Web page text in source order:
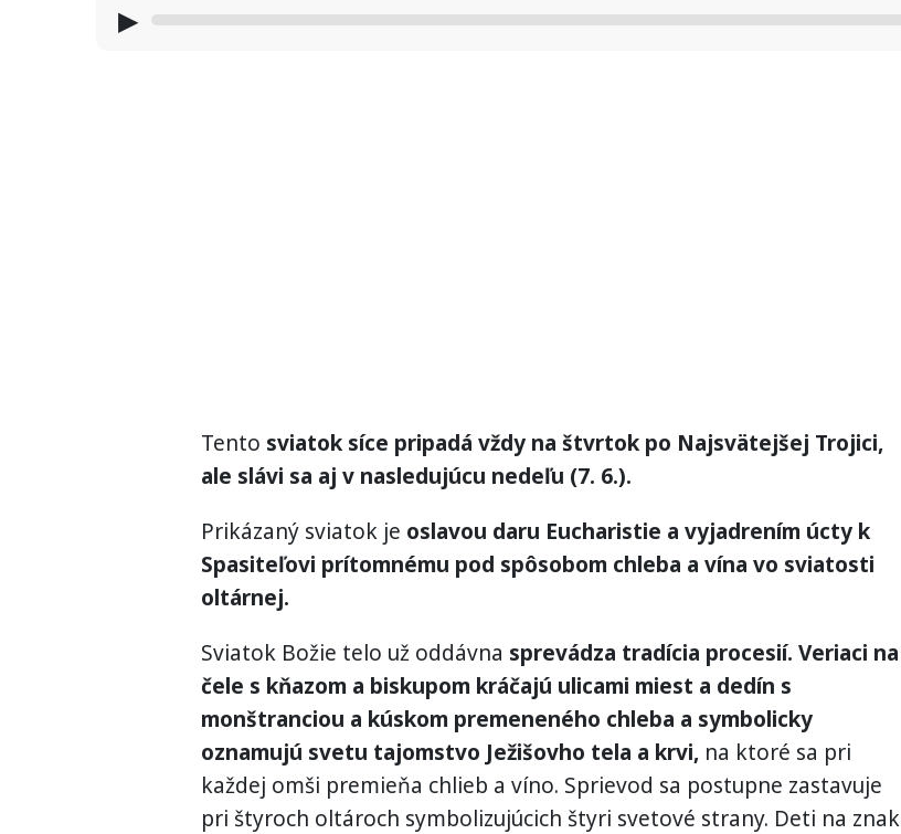
▶
Tento sviatok síce pripadá vždy na štvrtok po Najsvätejšej Trojici,
ale slávi sa aj v nasledujúcu nedeľu (7. 6.).
Prikázaný sviatok je oslavou daru Eucharistie a vyjadrením úcty k
Spasiteľovi prítomnému pod spôsobom chleba a vína vo sviatosti
oltárnej.
Sviatok Božie telo už oddávna sprevádza tradícia procesií. Veriaci na
čele s kňazom a biskupom kráčajú ulicami miest a dedín s
monštranciou a kúskom premeneného chleba a symbolicky
oznamujú svetu tajomstvo Ježišovho tela a krvi, na ktoré sa pri
každej omši premieňa chlieb a víno. Sprievod sa postupne zastavuje
pri štyroch oltároch symbolizujúcich štyri svetové strany. Deti na znak